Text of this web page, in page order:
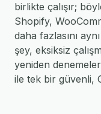
birlikte çalışır;
Shopify,
daha fazlasını
şey, eksiksiz
yeniden
ile tek bir güvenli,